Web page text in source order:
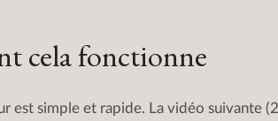
cela fonctionne
est simple et rapide. La vidéo suivante